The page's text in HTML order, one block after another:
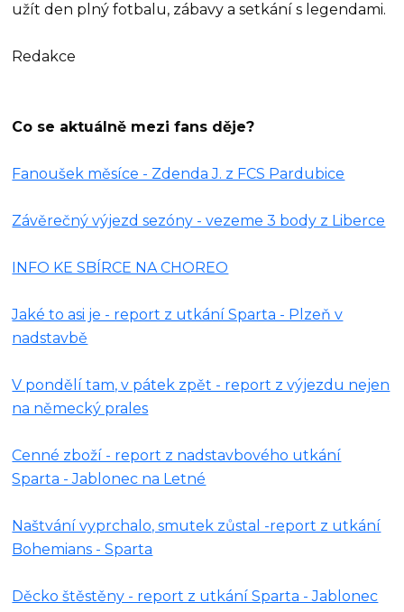
užít den plný fotbalu, zábavy a setkání s legendami.
Redakce
Co se aktuálně mezi fans děje?
Fanoušek měsíce - Zdenda J. z FCS Pardubice
Závěrečný výjezd sezóny - vezeme 3 body z Liberce
INFO KE SBÍRCE NA CHOREO
Jaké to asi je - report z utkání Sparta - Plzeň v
nadstavbě
V pondělí tam, v pátek zpět - report z výjezdu nejen
na německý prales
Cenné zboží - report z nadstavbového utkání
Sparta - Jablonec na Letné
Naštvání vyprchalo, smutek zůstal -report z utkání
Bohemians - Sparta
Děcko štěstěny - report z utkání Sparta - Jablonec